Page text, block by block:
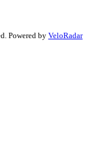
Powered by VeloRadar